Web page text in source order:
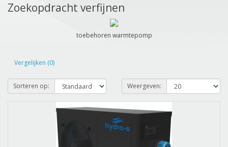
Zoekopdracht verfijnen
toebehoren warmtepomp
Vergelijken (0)
Sorteren op: Weergeven: